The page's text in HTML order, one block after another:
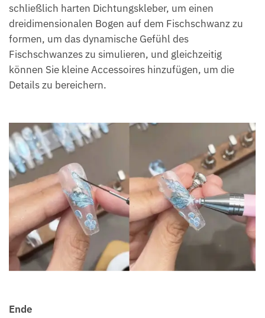
schließlich harten Dichtungskleber, um einen
dreidimensionalen Bogen auf dem Fischschwanz zu
formen, um das dynamische Gefühl des
Fischschwanzes zu simulieren, und gleichzeitig
können Sie kleine Accessoires hinzufügen, um die
Details zu bereichern.
Ende